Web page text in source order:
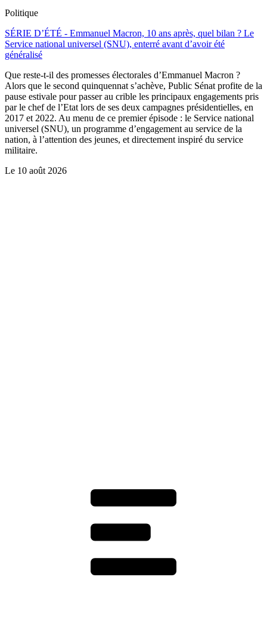
Politique
SÉRIE D’ÉTÉ - Emmanuel Macron, 10 ans après, quel bilan ? Le
Service national universel (SNU), enterré avant d’avoir été
généralisé
Que reste-t-il des promesses électorales d’Emmanuel Macron ?
Alors que le second quinquennat s’achève, Public Sénat profite de la
pause estivale pour passer au crible les principaux engagements pris
par le chef de l’Etat lors de ses deux campagnes présidentielles, en
2017 et 2022. Au menu de ce premier épisode : le Service national
universel (SNU), un programme d’engagement au service de la
nation, à l’attention des jeunes, et directement inspiré du service
militaire.
Le 10 août 2026